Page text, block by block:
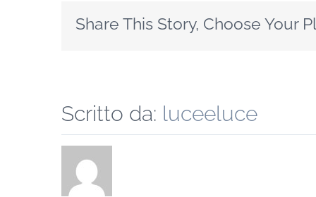
Share This Story, Choose Your
Scritto da: luceeluce